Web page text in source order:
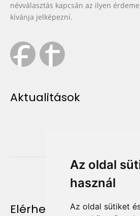
Az oldal
használ
Az oldal sütiket
névválasztás kapcsán az ilyen
kívánja jelképezni.
Aktualitások
Elérhetőség